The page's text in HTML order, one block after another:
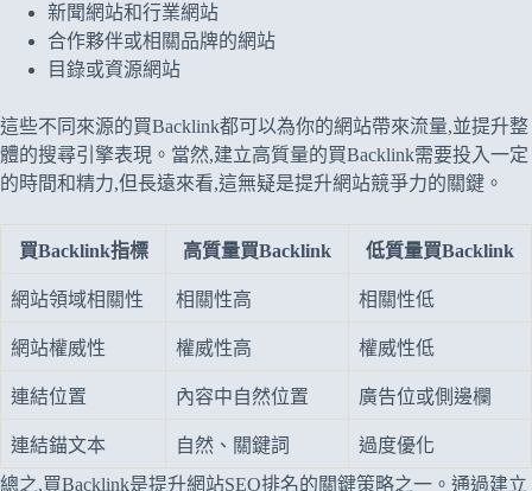
新聞網站和行業網站
合作夥伴或相關品牌的網站
目錄或資源網站
這些不同來源的買Backlink都可以為你的網站帶來流量,並提升整
體的搜尋引擎表現。當然,建立高質量的買Backlink需要投入一定
的時間和精力,但長遠來看,這無疑是提升網站競爭力的關鍵。
買Backlink指標 高質量買Backlink 低質量買Backlink
網站領域相關性 相關性高 相關性低
網站權威性 權威性高 權威性低
連結位置 內容中自然位置 廣告位或側邊欄
連結錨文本 自然、關鍵詞
過度優化
總之,買Backlink是提升網站SEO排名的關鍵策略之一。通過建立